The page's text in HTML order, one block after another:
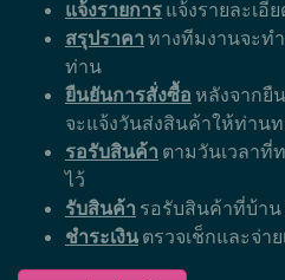
แจ้งรายการ แจ้งรายละเอี
สรุปราคา ทางทีมงานจะท
ท่าน
ยืนยันการสั่งซื้อ หลังจากยื
จะแจ้งวันส่งสินค้าให้ท่าน
รอรับสินค้า ตามวันเวลาที่
ไว้
รับสินค้า รอรับสินค้าที่บ้า
ชำระเงิน ตรวจเช็กและจ่า